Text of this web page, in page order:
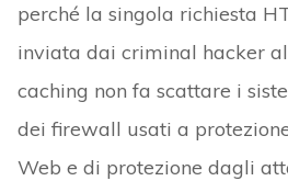
perché la singola richiesta
inviata dai criminal hacker
caching non fa scattare i
dei firewall usati a
Web e di protezione dagli